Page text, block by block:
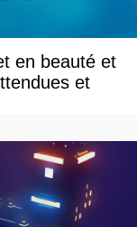
en beauté et
et